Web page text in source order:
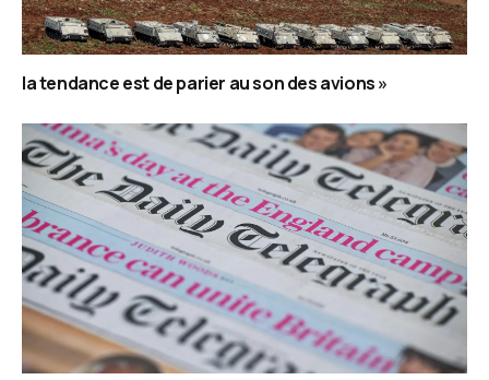
la tendance est de parier au son des avions »